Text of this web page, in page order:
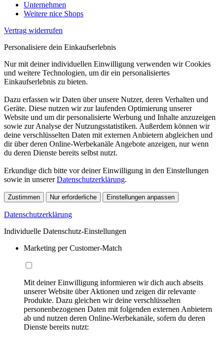
Unternehmen
Weitere nice Shops
Vertrag widerrufen
Personalisiere dein Einkaufserlebnis
Nur mit deiner individuellen Einwilligung verwenden wir Cookies
und weitere Technologien, um dir ein personalisiertes
Einkaufserlebnis zu bieten.
Dazu erfassen wir Daten über unsere Nutzer, deren Verhalten und
Geräte. Diese nutzen wir zur laufenden Optimierung unserer
Website und um dir personalisierte Werbung und Inhalte anzuzeigen
sowie zur Analyse der Nutzungsstatistiken. Außerdem können wir
deine verschlüsselten Daten mit externen Anbietern abgleichen und
dir über deren Online-Werbekanäle Angebote anzeigen, nur wenn
du deren Dienste bereits selbst nutzt.
Erkundige dich bitte vor deiner Einwilligung in den Einstellungen
sowie in unsererDatenschutzerklärung.
Zustimmen Nur erforderliche Einstellungen anpassen
Datenschutzerklärung
Individuelle Datenschutz-Einstellungen
Marketing per Customer-Match
Mit deiner Einwilligung informieren wir dich auch abseits
unserer Website über Aktionen und zeigen dir relevante
Produkte. Dazu gleichen wir deine verschlüsselten
personenbezogenen Daten mit folgenden externen Anbietern
ab und nutzen deren Online-Werbekanäle, sofern du deren
Dienste bereits nutzt: